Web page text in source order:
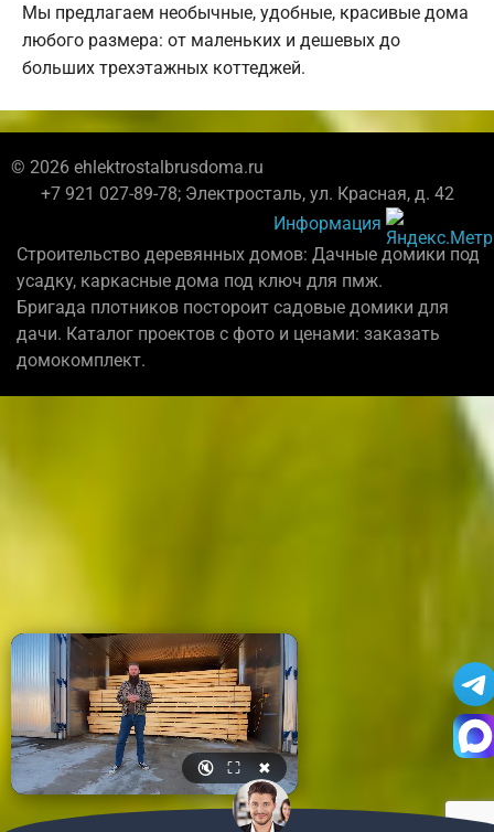
Мы предлагаем необычные, удобные, красивые дома
любого размера: от маленьких и дешевых до
больших трехэтажных коттеджей.
© 2026 ehlektrostalbrusdoma.ru
+7 921 027-89-78; Электросталь, ул. Красная, д. 42
Информация
Строительство деревянных домов: Дачные домики под
усадку, каркасные дома под ключ для пмж.
Бригада плотников постороит садовые домики для
дачи. Каталог проектов с фото и ценами: заказать
домокомплект.
🔇 ⛶ ✖